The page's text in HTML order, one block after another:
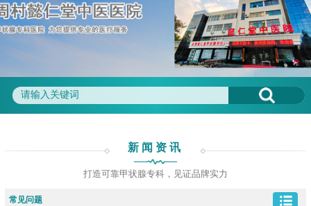
新闻资讯
打造可靠甲状腺专科，见证品牌实力
常见问题